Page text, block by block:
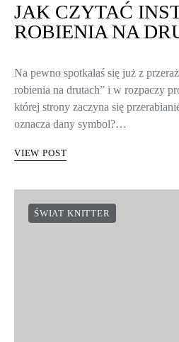
JAK CZYTAĆ
ROBIENIA NA
Na pewno spotkałaś się już z
robienia na drutach” i w rozpaczy
której strony zaczyna się
oznacza dany symbol?…
VIEW POST
ŚWIAT KNITTER